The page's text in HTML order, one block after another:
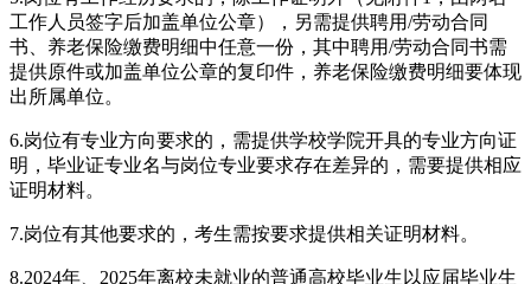
工作人员签字后加盖单位公章），另需提供聘用/劳动合同
书、养老保险缴费明细中任意一份，其中聘用/劳动合同书需
提供原件或加盖单位公章的复印件，养老保险缴费明细要体现
出所属单位。
6.岗位有专业方向要求的，需提供学校学院开具的专业方向证
明，毕业证专业名与岗位专业要求存在差异的，需要提供相应
证明材料。
7.岗位有其他要求的，考生需按要求提供相关证明材料。
8.2024年、2025年离校未就业的普通高校毕业生以应届毕业生